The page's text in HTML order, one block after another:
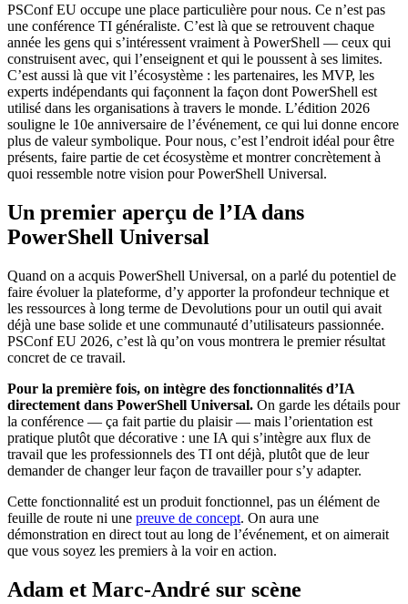
PSConf EU occupe une place particulière pour nous. Ce n’est pas
une conférence TI généraliste. C’est là que se retrouvent chaque
année les gens qui s’intéressent vraiment à PowerShell — ceux qui
construisent avec, qui l’enseignent et qui le poussent à ses limites.
C’est aussi là que vit l’écosystème : les partenaires, les MVP, les
experts indépendants qui façonnent la façon dont PowerShell est
utilisé dans les organisations à travers le monde. L’édition 2026
souligne le 10e anniversaire de l’événement, ce qui lui donne encore
plus de valeur symbolique. Pour nous, c’est l’endroit idéal pour être
présents, faire partie de cet écosystème et montrer concrètement à
quoi ressemble notre vision pour PowerShell Universal.
Un premier aperçu de l’IA dans
PowerShell Universal
Quand on a acquis PowerShell Universal, on a parlé du potentiel de
faire évoluer la plateforme, d’y apporter la profondeur technique et
les ressources à long terme de Devolutions pour un outil qui avait
déjà une base solide et une communauté d’utilisateurs passionnée.
PSConf EU 2026, c’est là qu’on vous montrera le premier résultat
concret de ce travail.
Pour la première fois, on intègre des fonctionnalités d’IA
directement dans PowerShell Universal. On garde les détails pour
la conférence — ça fait partie du plaisir — mais l’orientation est
pratique plutôt que décorative : une IA qui s’intègre aux flux de
travail que les professionnels des TI ont déjà, plutôt que de leur
demander de changer leur façon de travailler pour s’y adapter.
Cette fonctionnalité est un produit fonctionnel, pas un élément de
feuille de route ni une preuve de concept. On aura une
démonstration en direct tout au long de l’événement, et on aimerait
que vous soyez les premiers à la voir en action.
Adam et Marc-André sur scène